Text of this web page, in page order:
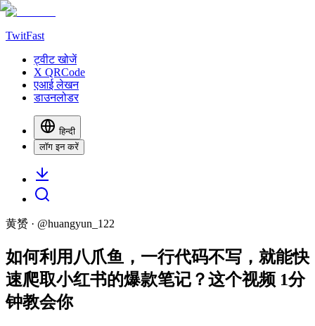
TwitFast
ट्वीट खोजें
X QRCode
एआई लेखन
डाउनलोडर
हिन्दी
लॉग इन करें
黄赟 · @huangyun_122
如何利用八爪鱼，一行代码不写，就能快
速爬取小红书的爆款笔记？这个视频 1分
钟教会你